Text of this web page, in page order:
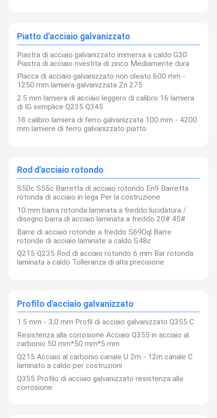
Bobina d'acciaio di PPGI
Grata d'acciaio galvanizzata
Lamiera di acciaio laminata a caldo
Piatto d'acciaio galvanizzato
Rod d'acciaio rotondo
PPGI ha ondulato lo strato
fascio d'acciaio di h
armatura del ringlock
Testa ellittica
Piatto d'acciaio galvanizzato
Piastra di acciaio galvanizzato immersa a caldo G30
Piastra di acciaio rivestita di zinco Mediamente dura
Placca di acciaio galvanizzato non oleato 600 mm -
1250 mm lamiera galvanizzata Zn 275
2.5 mm lamiera di acciaio leggero di calibro 16 lamiera
di IG semplice Q235 Q345
18 calibro lamiera di ferro galvanizzata 100 mm - 4200
mm lamiere di ferro galvanizzato piatto
Rod d'acciaio rotondo
S50c S55c Barretta di acciaio rotondo En9 Barretta
rotonda di acciaio in lega Per la costruzione
10 mm barra rotonda laminata a freddo lucidatura /
disegno barra di acciaio laminata a freddo 20# 45#
Barre di acciaio rotonde a freddo S690ql Barre
rotonde di acciaio laminate a caldo S48c
Q215 Q235 Rod di acciaio rotondo 6 mm Bar rotonda
laminata a caldo Tolleranza di alta precisione
Profilo d'acciaio galvanizzato
1.5 mm - 3,0 mm Profil di acciaio galvanizzato Q355 C
Resistenza alla corrosione Acciaio Q355 in acciaio al
carbonio 50 mm*50 mm*5 mm
Q215 Acciaio al carbonio canale U 2m - 12m canale C
laminato a caldo per costruzioni
Q355 Profilo di acciaio galvanizzato resistenza alla
corrosione